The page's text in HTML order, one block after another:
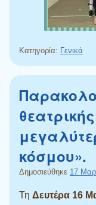
Κατηγορία: Γενικά
κόσμου».
Δημοσιεύθηκε 17
Τη Δευτέρα 16